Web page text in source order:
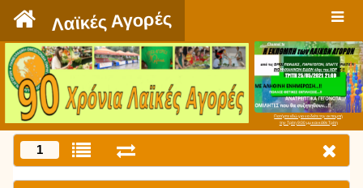
Λαϊκές Αγορές
Πατήστε εδώ για να δείτε την εκπομπή
την Τρίτη 9:00 μμ και κάθε Τρίτη
1